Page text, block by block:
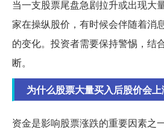
当一支股票尾盘急剧拉升或出现大
家在操纵股价，有时候会伴随着消
的变化。投资者需要保持警惕，结
断。
为什么股票大量买入后股价会
资金是影响股票涨跌的重要因素之